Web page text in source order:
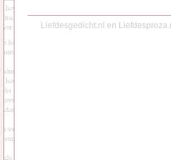
Liefdesgedicht.nl en